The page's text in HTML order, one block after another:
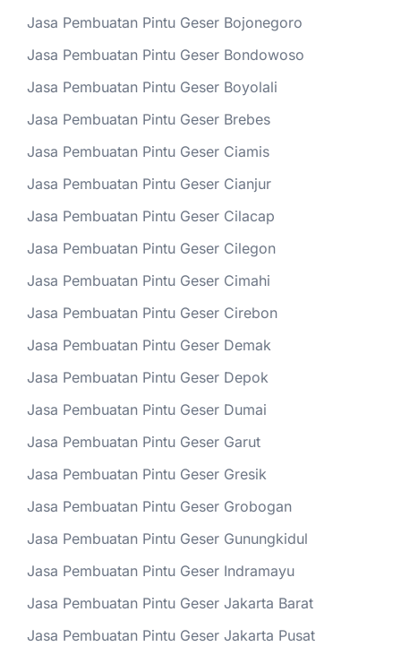
Jasa Pembuatan Pintu Geser Bojonegoro
Jasa Pembuatan Pintu Geser Bondowoso
Jasa Pembuatan Pintu Geser Boyolali
Jasa Pembuatan Pintu Geser Brebes
Jasa Pembuatan Pintu Geser Ciamis
Jasa Pembuatan Pintu Geser Cianjur
Jasa Pembuatan Pintu Geser Cilacap
Jasa Pembuatan Pintu Geser Cilegon
Jasa Pembuatan Pintu Geser Cimahi
Jasa Pembuatan Pintu Geser Cirebon
Jasa Pembuatan Pintu Geser Demak
Jasa Pembuatan Pintu Geser Depok
Jasa Pembuatan Pintu Geser Dumai
Jasa Pembuatan Pintu Geser Garut
Jasa Pembuatan Pintu Geser Gresik
Jasa Pembuatan Pintu Geser Grobogan
Jasa Pembuatan Pintu Geser Gunungkidul
Jasa Pembuatan Pintu Geser Indramayu
Jasa Pembuatan Pintu Geser Jakarta Barat
Jasa Pembuatan Pintu Geser Jakarta Pusat